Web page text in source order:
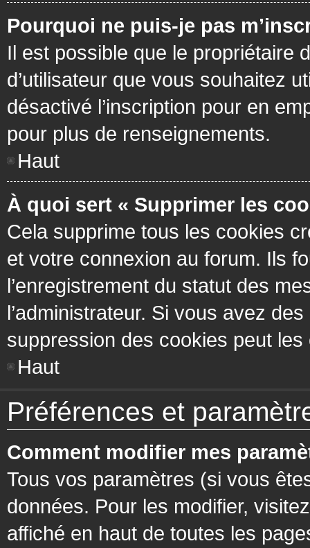
Pourquoi ne puis-je pas
Il est possible que le propriétaire
d’utilisateur que vous souhaitez
désactivé l’inscription pour en
pour plus de renseignements.
Haut
À quoi sert « Supprimer les
Cela supprime tous les cookies
et votre connexion au forum. Ils
l’enregistrement du statut des
l’administrateur. Si vous avez
suppression des cookies peut les
Haut
Préférences et
Comment modifier mes
Tous vos paramètres (si vous
données. Pour les modifier,
affiché en haut de toutes les